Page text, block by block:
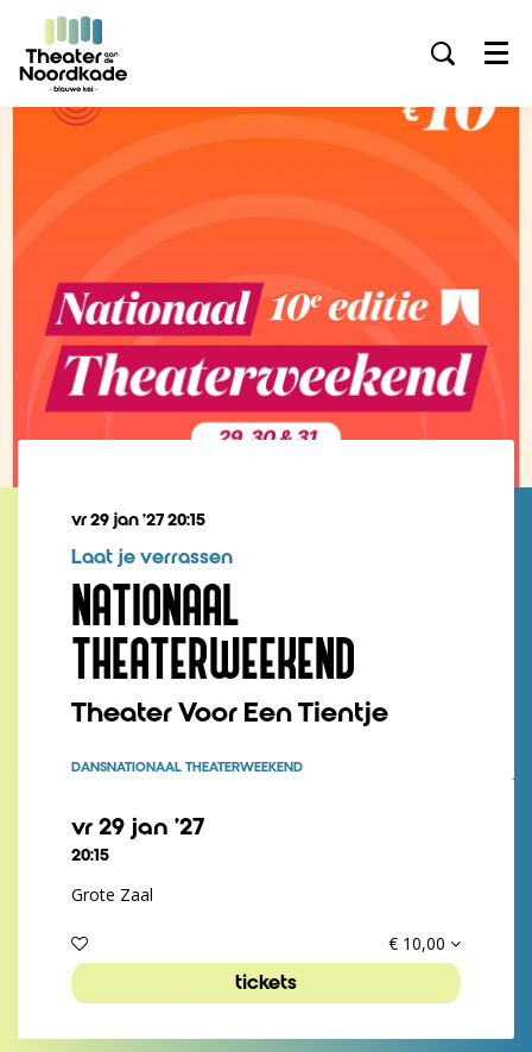
Menu
NATIONAAL
THEATERWEEKEND
Theater Voor Een Tientje
Laat je verrassen
vr 29 jan ’2720:15
DANSNATIONAAL THEATERWEEKEND
vr 29 jan ’27
20:15
Grote Zaal
€ 10,00
tickets